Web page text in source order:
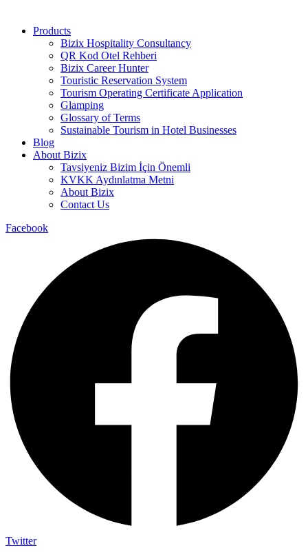
Products
Bizix Hospitality Consultancy
QR Kod Otel Rehberi
Bizix Career Hunter
Touristic Reservation System
Tourism Operating Certificate Application
Glamping
Glossary of Terms
Sustainable Tourism in Hotel Businesses
Blog
About Bizix
Tavsiyeniz Bizim İçin Önemli
KVKK Aydınlatma Metni
About Bizix
Contact Us
Facebook
Twitter